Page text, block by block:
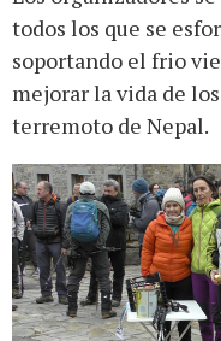
todos los que se
soportando el frio
mejorar la vida de
terremoto de Nepal.